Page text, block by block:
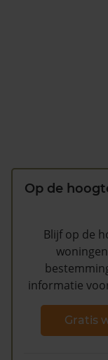
Op de
Blijf op de
informatie
Gratis